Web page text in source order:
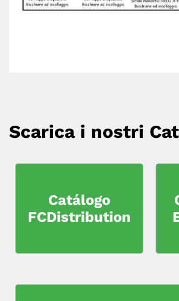
Scarica i nostri
Catálogo
FCDistribution